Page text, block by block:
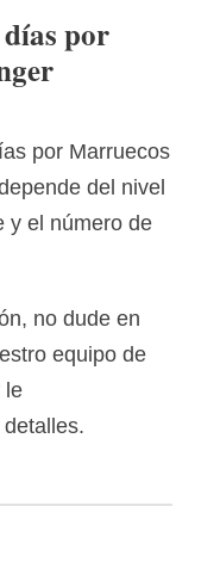
por
por Marruecos
del nivel
y el número de
no dude en
equipo de
le